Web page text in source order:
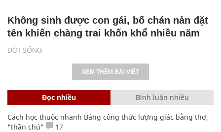
ĐỜI SỐNG
Không sinh được con gái, bố chán nản đặt
tên khiến chàng trai khốn khổ nhiều năm
XEM THÊM BÀI VIẾT
Đọc nhiều Bình luận nhiều
Cách học thuộc nhanh Bảng công thức lượng giác bằng thơ,
"thần chú"
17